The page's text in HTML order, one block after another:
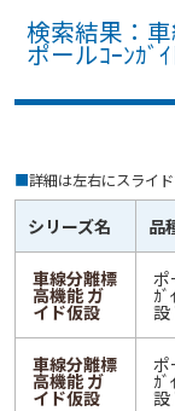
検索結果：
ポールｺｰﾝｶﾞ
■詳細は左右にスライ
シリーズ名 品
車線分離標
高機能 ガ
イド仮設
ポ
ｶ
設
車線分離標
高機能 ガ
イド仮設
ポ
ｶ
設